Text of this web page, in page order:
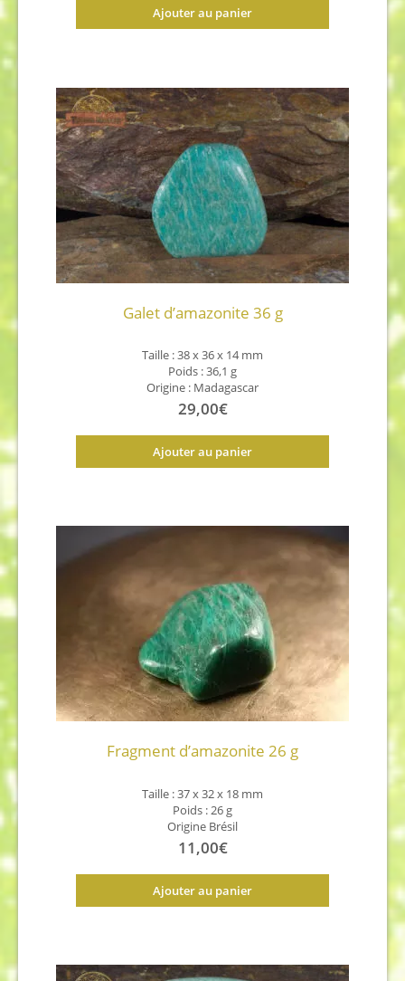
Ajouter au panier
Galet d’amazonite 36 g
Taille : 38 x 36 x 14 mm
Poids : 36,1 g
Origine : Madagascar
29,00€
Ajouter au panier
Fragment d’amazonite 26 g
Taille : 37 x 32 x 18 mm
Poids : 26 g
Origine Brésil
11,00€
Ajouter au panier